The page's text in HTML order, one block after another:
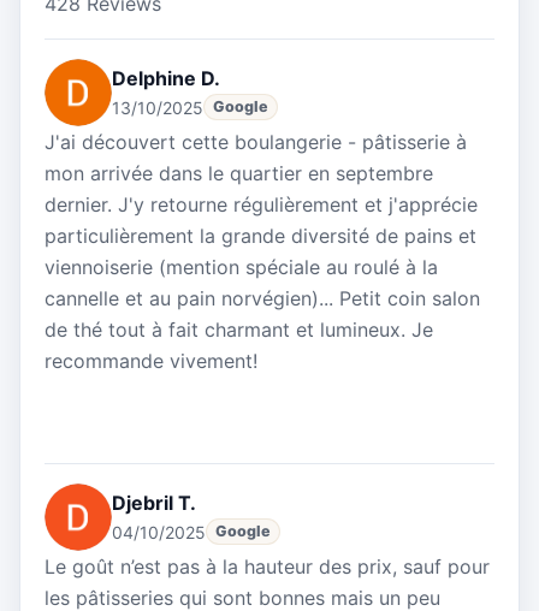
Delphine D.
13/10/2025 Google
J'ai découvert cette boulangerie - pâtisserie à
mon arrivée dans le quartier en septembre
dernier. J'y retourne régulièrement et j'apprécie
particulièrement la grande diversité de pains et
viennoiserie (mention spéciale au roulé à la
cannelle et au pain norvégien)... Petit coin salon
de thé tout à fait charmant et lumineux. Je
recommande vivement!
Djebril T.
04/10/2025 Google
Le goût n’est pas à la hauteur des prix, sauf pour
les pâtisseries qui sont bonnes mais un peu